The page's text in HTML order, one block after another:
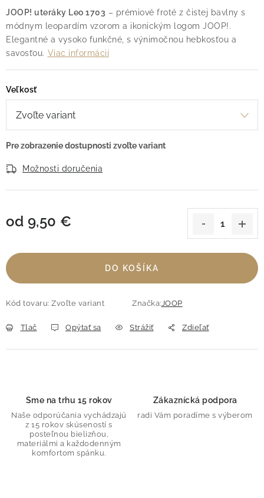
JOOP! uteráky Leo 1703 – prémiové froté z čistej bavlny s
módnym leopardím vzorom a ikonickým logom JOOP!.
Elegantné a vysoko funkčné, s výnimočnou hebkosťou a
savosťou. Viac informácií
Veľkosť
Možnosti doručenia
od 9,50 €
DO KOŠÍKA
Kód tovaru: Zvoľte variant Značka:JOOP
Tlač Opýtať sa Strážiť Zdieľať
Sme na trhu 15 rokov
Naše odporúčania vychádzajú
z 15 rokov skúseností s
posteľnou bielizňou,
materiálmi a každodenným
komfortom spánku.
Zákaznícká podpora
radi Vám poradíme s výberom